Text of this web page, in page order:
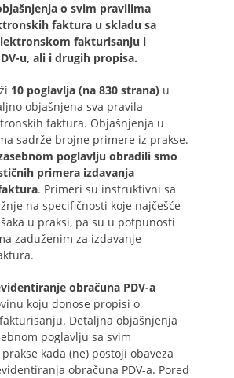
o svim pravilima
faktura u skladu sa
fakturisanju i
u, ali i drugih propisa.
10 poglavlja (na 830 strana) u
objašnjena sva pravila
faktura. Objašnjenja u
sadrže brojne primere iz prakse.
poglavlju obradili smo
primera izdavanja
. Primeri su instruktivni sa
na specifičnosti koje najčešće
u praksi, pa su u potpunosti
zaduženim za izdavanje
obračuna PDV-a
koju donose propisi o
Detaljna objašnjenja
poglavlju sa svim
kada (ne) postoji obaveza
obračuna PDV-a. Pored